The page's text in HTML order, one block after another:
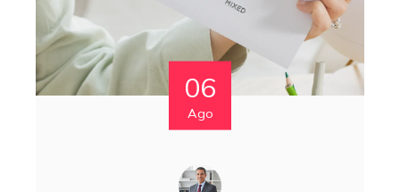
06
Ago